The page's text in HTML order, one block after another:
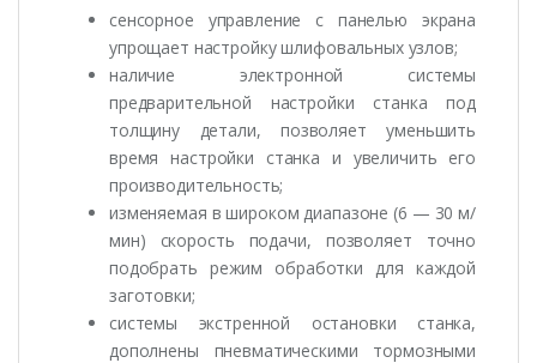
сенсорное управление с панелью экрана
упрощает настройку шлифовальных узлов;
наличие электронной системы
предварительной настройки станка под
толщину детали, позволяет уменьшить
время настройки станка и увеличить его
производительность;
изменяемая в широком диапазоне (6 — 30 м/
мин) скорость подачи, позволяет точно
подобрать режим обработки для каждой
заготовки;
системы экстренной остановки станка,
дополнены пневматическими тормозными